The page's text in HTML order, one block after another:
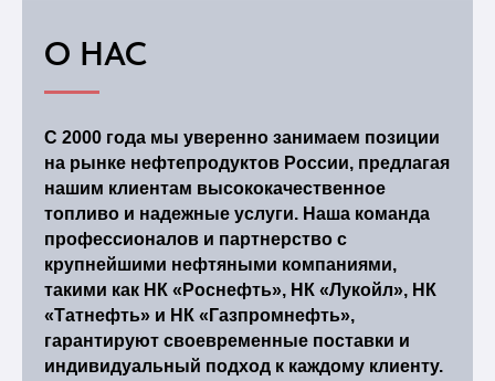
О НАС
С 2000 года мы уверенно занимаем позиции
на рынке нефтепродуктов России, предлагая
нашим клиентам высококачественное
топливо и надежные услуги. Наша команда
профессионалов и партнерство с
крупнейшими нефтяными компаниями,
такими как НК «Роснефть», НК «Лукойл», НК
«Татнефть» и НК «Газпромнефть»,
гарантируют своевременные поставки и
индивидуальный подход к каждому клиенту.